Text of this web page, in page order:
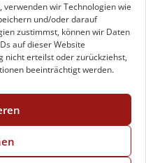
wir Technologien wie
und/oder darauf
zustimmst, können wir Daten
auf dieser Website
nicht erteilst oder zurückziehst,
beeinträchtigt werden.
27 21